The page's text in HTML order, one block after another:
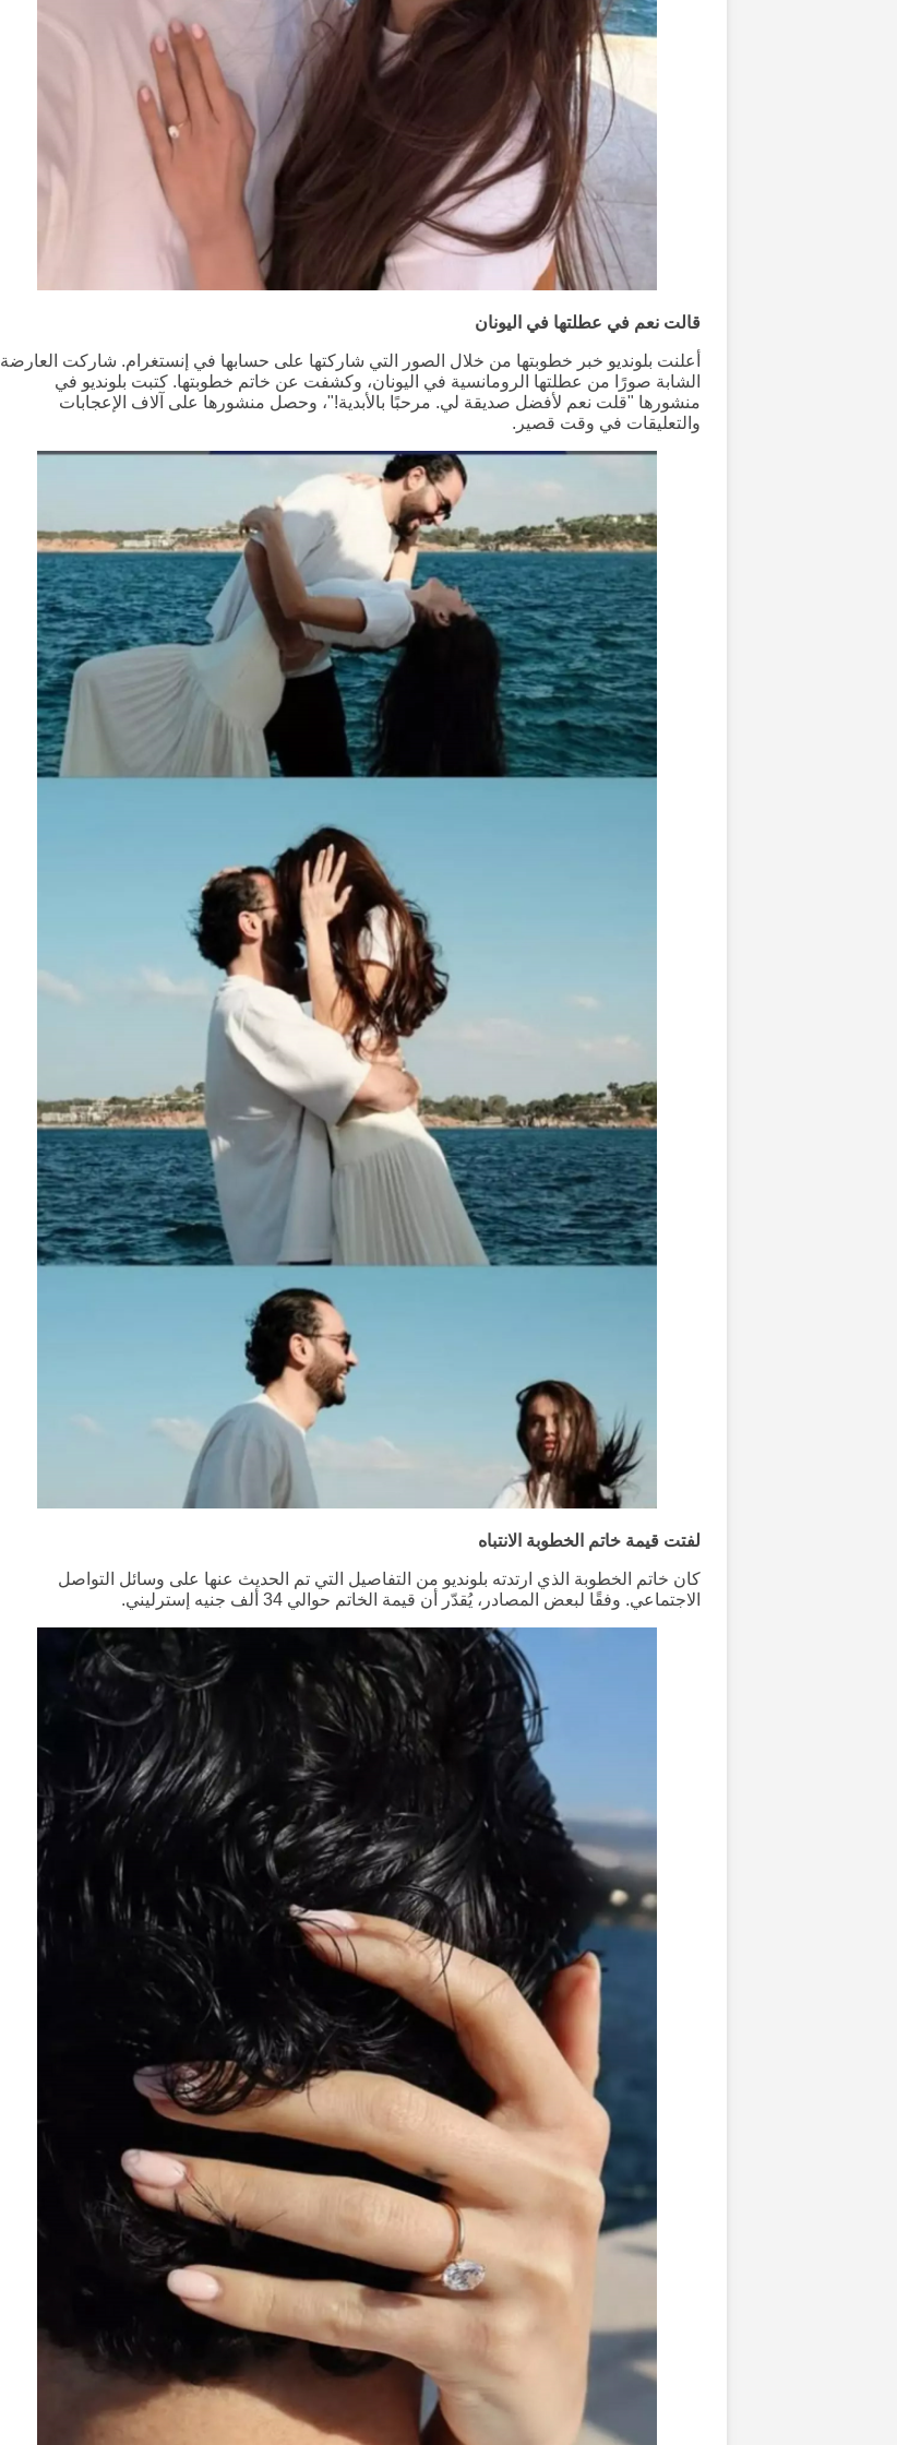
قالت نعم في عطلتها في اليونان
أعلنت بلونديو خبر خطوبتها من خلال الصور التي شاركتها على حسابها في إنستغرام. شاركت العارضة
الشابة صورًا من عطلتها الرومانسية في اليونان، وكشفت عن خاتم خطوبتها. كتبت بلونديو في
منشورها "قلت نعم لأفضل صديقة لي. مرحبًا بالأبدية!"، وحصل منشورها على آلاف الإعجابات
والتعليقات في وقت قصير.
لفتت قيمة خاتم الخطوبة الانتباه
كان خاتم الخطوبة الذي ارتدته بلونديو من التفاصيل التي تم الحديث عنها على وسائل التواصل
الاجتماعي. وفقًا لبعض المصادر، يُقدّر أن قيمة الخاتم حوالي 34 ألف جنيه إسترليني.